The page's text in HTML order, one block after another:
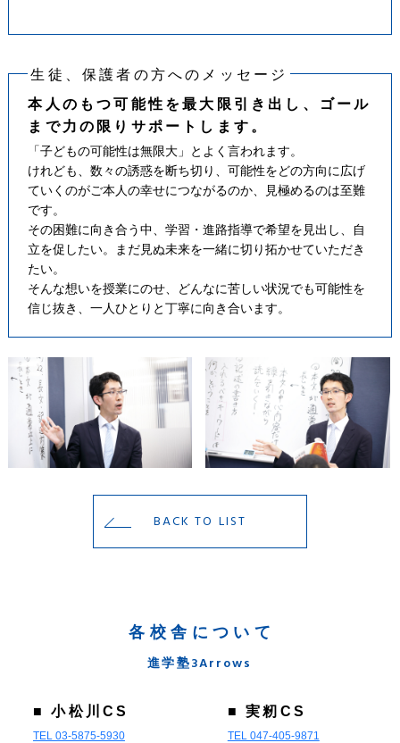
生徒、保護者の方へのメッセージ
本人のもつ可能性を最大限引き出し、ゴール
まで力の限りサポートします。
「子どもの可能性は無限大」とよく言われます。
けれども、数々の誘惑を断ち切り、可能性をどの方向に広げ
ていくのがご本人の幸せにつながるのか、見極めるのは至難
です。
その困難に向き合う中、学習・進路指導で希望を見出し、自
立を促したい。まだ見ぬ未来を一緒に切り拓かせていただき
たい。
そんな想いを授業にのせ、どんなに苦しい状況でも可能性を
信じ抜き、一人ひとりと丁寧に向き合います。
BACK TO LIST
各校舎について
進学塾3Arrows
■ 小松川CS
TEL 03-5875-5930
■ 実籾CS
TEL 047-405-9871